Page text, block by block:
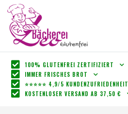
100% GLUTENFREI ZERTIFIZIERT
IMMER FRISCHES BROT
⭐⭐⭐⭐⭐ 4,9/5 KUNDENZUFRIEDENHEIT
KOSTENLOSER VERSAND AB 37,50 €